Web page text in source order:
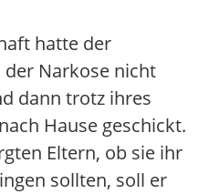
hatte der
Narkose nicht
dann trotz ihres
Hause geschickt.
Eltern, ob sie ihr
sollten, soll er